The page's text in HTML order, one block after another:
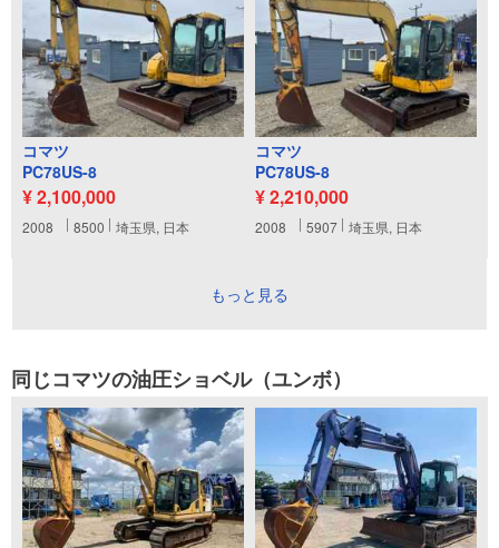
コマツ
PC78US-8
¥ 2,100,000
2008 8500 埼玉県, 日本
コマツ
PC78US-8
¥ 2,210,000
2008 5907 埼玉県, 日本
もっと見る
同じコマツの油圧ショベル（ユンボ）